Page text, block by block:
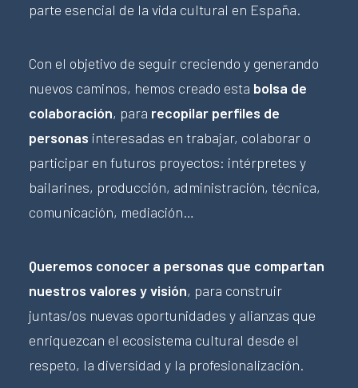
parte esencial de la vida cultural en España.
Con el objetivo de seguir creciendo y generando
nuevos caminos, hemos creado esta bolsa de
colaboración, para recopilar perfiles de
personas interesadas en trabajar, colaborar o
participar en futuros proyectos: intérpretes y
bailarines, producción, administración, técnica,
comunicación, mediación…
Queremos conocer a personas que compartan
nuestros valores y visión, para construir
juntas/os nuevas oportunidades y alianzas que
enriquezcan el ecosistema cultural desde el
respeto, la diversidad y la profesionalización.